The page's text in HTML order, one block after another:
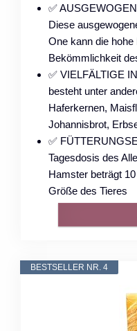
✅
Diese
One kann die
Bekömmlichkeit
✅ VIELFÄLTIGE
besteht unter
Haferkernen,
Johannisbrot,
✅
Tagesdosis des
Hamster beträgt
Größe des Tieres
BESTSELLER NR. 4